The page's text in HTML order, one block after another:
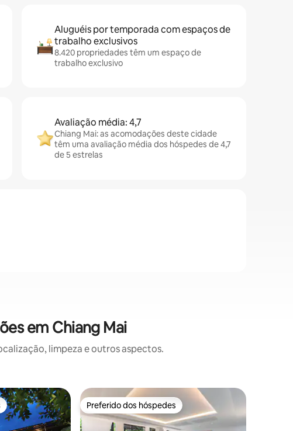
Aluguéis por temporada com espaços de
trabalho exclusivos
8.420 propriedades têm um espaço de
trabalho exclusivo
Avaliação média: 4,7
Chiang Mai: as acomodações deste cidade
têm uma avaliação média dos hóspedes de 4,7
de 5 estrelas
em Chiang Mai
limpeza e outros aspectos.
Preferido dos hóspedes
Preferido dos hóspedes